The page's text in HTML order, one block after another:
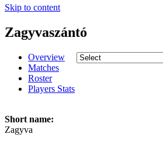
Skip to content
Zagyvaszántó
Overview
Matches
Roster
Players Stats
Short name:
Zagyva